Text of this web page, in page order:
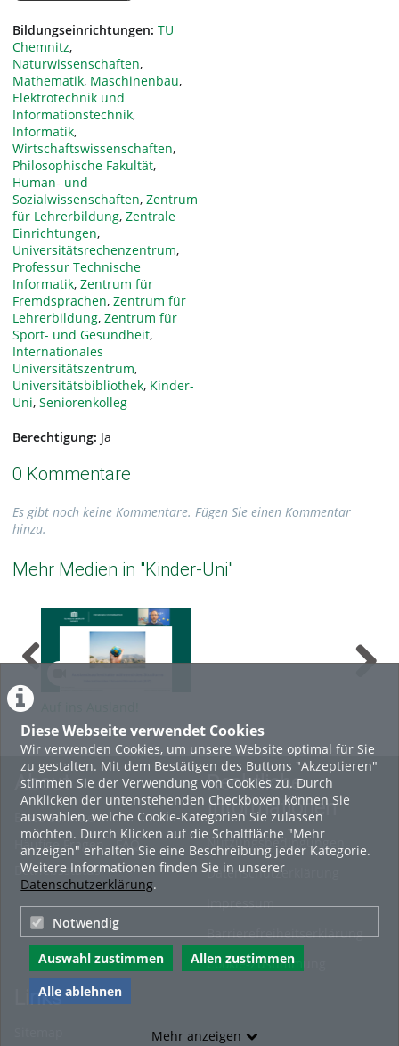
Diese Webseite verwendet Cookies
Wir verwenden Cookies, um unsere Website optimal für Sie
zu gestalten. Mit dem Bestätigen des Buttons "Akzeptieren"
stimmen Sie der Verwendung von Cookies zu. Durch
Anklicken der untenstehenden Checkboxen können Sie
auswählen, welche Cookie-Kategorien Sie zulassen
möchten. Durch Klicken auf die Schaltfläche "Mehr
anzeigen" erhalten Sie eine Beschreibung jeder Kategorie.
Weitere Informationen finden Sie in unserer
Datenschutzerklärung.
Notwendig
Auswahl zustimmen
Allen zustimmen
Alle ablehnen
Mehr anzeigen
Bildungseinrichtungen: TU
Chemnitz,
Naturwissenschaften,
Mathematik, Maschinenbau,
Elektrotechnik und
Informationstechnik,
Informatik,
Wirtschaftswissenschaften,
Philosophische Fakultät,
Human- und
Sozialwissenschaften, Zentrum
für Lehrerbildung, Zentrale
Einrichtungen,
Universitätsrechenzentrum,
Professur Technische
Informatik, Zentrum für
Fremdsprachen, Zentrum für
Lehrerbildung, Zentrum für
Sport- und Gesundheit,
Internationales
Universitätszentrum,
Universitätsbibliothek, Kinder-
Uni, Seniorenkolleg
Berechtigung: Ja
0 Kommentare
Es gibt noch keine Kommentare. Fügen Sie einen Kommentar
hinzu.
Mehr Medien in "Kinder-Uni"
About
Erste Schritte
Häufige Fragen - FAQ
Betriebsstatus
Rechtliche
Informationen
Nutzungsbedingungen
Datenschutzerklärung
Impressum
Barrierefreiheitserklärung
Cookie-Zustimmung
Links